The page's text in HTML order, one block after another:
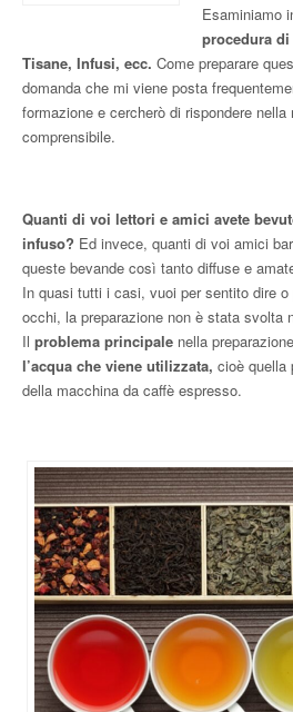
Esaminiamo
procedura
Tisane, Infusi, ecc. Come preparare
domanda che mi viene posta
formazione e cercherò di rispondere nella
comprensibile.
Quanti di voi lettori e amici avete
infuso? Ed invece, quanti di voi amici
queste bevande così tanto diffuse e
In quasi tutti i casi, vuoi per sentito dire
occhi, la preparazione non è stata svolta
Il problema principale nella
l’acqua che viene utilizzata, cioè quella
della macchina da caffè espresso.